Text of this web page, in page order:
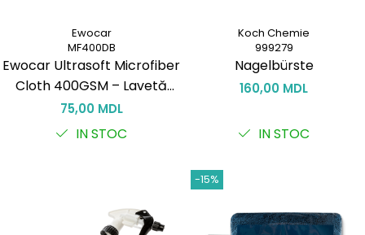
Ewocar
MF400DB
Ewocar Ultrasoft Microfiber
Cloth 400GSM – Lavetă
Premium pentru Detailing
(40×40 cm)
75,00 MDL
IN STOC
Koch Chemie
999279
Nagelbürste
160,00 MDL
IN STOC
-15%